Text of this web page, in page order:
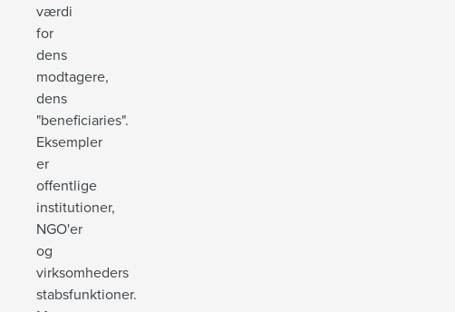
værdi
for
dens
modtagere,
dens
"beneficiaries".
Eksempler
er
offentlige
institutioner,
NGO'er
og
virksomheders
stabsfunktioner.